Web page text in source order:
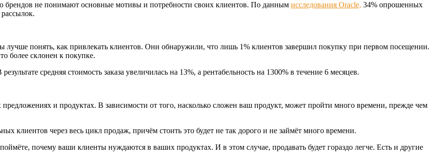
брендов не понимают основные мотивы и потребности своих клиентов. По данным исследования Oracle, 34% опрошенных
лучше понять, как привлекать клиентов. Они обнаружили, что лишь 1% клиентов завершил покупку при первом посещении.
более склонен к покупке.
средняя стоимость заказа увеличилась на 13%, а рентабельность на 1300% в течение 6 месяцев.
и продуктах. В зависимости от того, насколько сложен ваш продукт, может пройти много времени, прежде чем
клиентов через весь цикл продаж, причём стоить это будет не так дорого и не займёт много времени.
почему ваши клиенты нуждаются в ваших продуктах. И в этом случае, продавать будет гораздо легче. Есть и другие